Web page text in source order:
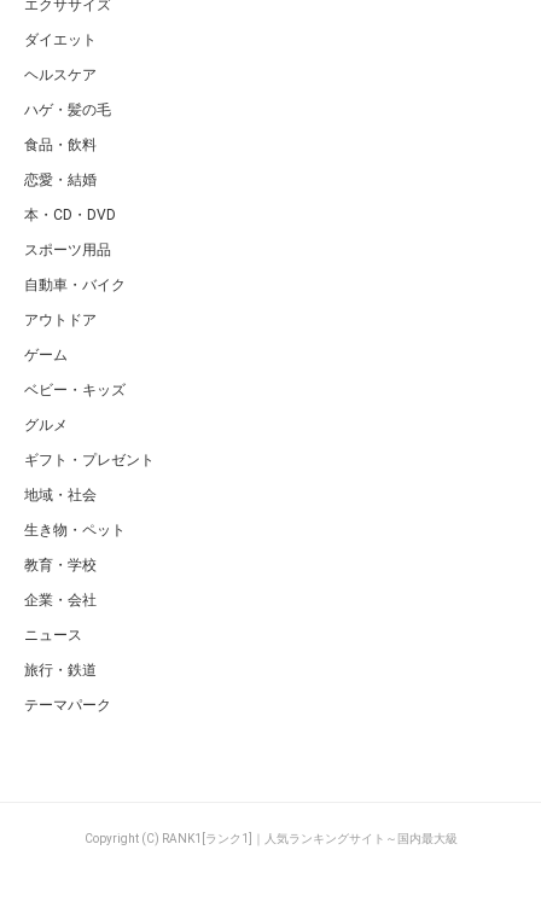
エクササイズ
ダイエット
ヘルスケア
ハゲ・髪の毛
食品・飲料
恋愛・結婚
本・CD・DVD
スポーツ用品
自動車・バイク
アウトドア
ゲーム
ベビー・キッズ
グルメ
ギフト・プレゼント
地域・社会
生き物・ペット
教育・学校
企業・会社
ニュース
旅行・鉄道
テーマパーク
Copyright (C) RANK1[ランク1]｜人気ランキングサイト～国内最大級